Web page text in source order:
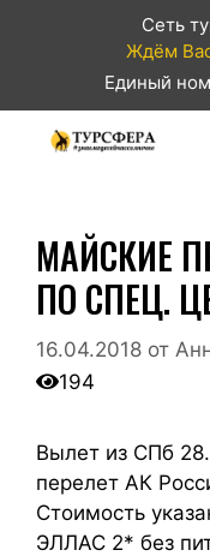
Сеть
Ждём
Единый
МАЙСКИЕ
ПО СПЕЦ.
16.04.2018 от
194
Вылет из СПб
перелет АК
Стоимость
ЭЛЛАС 2* без